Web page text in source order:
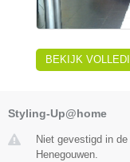
BEKIJK
Styling-Up@home
Niet gevestigd in
Henegouwen.